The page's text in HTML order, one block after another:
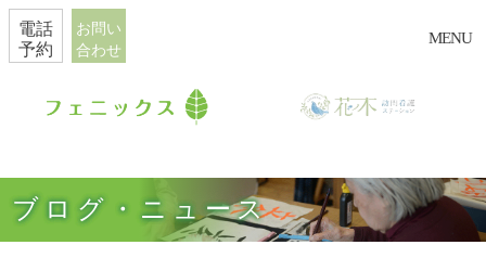
ブログ・ニュース
MENU
電話
予約
お問い
合わせ